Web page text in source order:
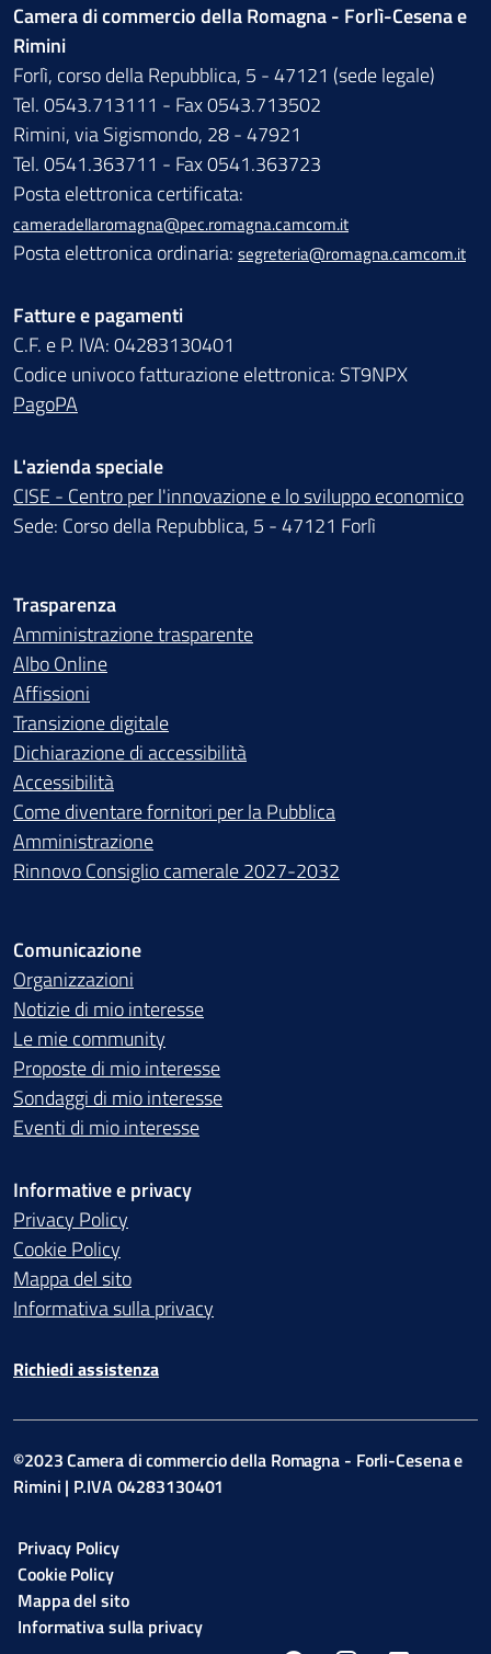
Camera di commercio della Romagna - Forlì-Cesena e
Rimini
Forlì, corso della Repubblica, 5 - 47121 (sede legale)
Tel. 0543.713111 - Fax 0543.713502
Rimini, via Sigismondo, 28 - 47921
Tel. 0541.363711 - Fax 0541.363723
Posta elettronica certificata:
cameradellaromagna@pec.romagna.camcom.it
Posta elettronica ordinaria: segreteria@romagna.camcom.it
Fatture e pagamenti
C.F. e P. IVA: 04283130401
Codice univoco fatturazione elettronica: ST9NPX
PagoPA
L'azienda speciale
CISE - Centro per l'innovazione e lo sviluppo economico
Sede: Corso della Repubblica, 5 - 47121 Forlì
Trasparenza
Amministrazione trasparente
Albo Online
Affissioni
Transizione digitale
Dichiarazione di accessibilità
Accessibilità
Come diventare fornitori per la Pubblica
Amministrazione
Rinnovo Consiglio camerale 2027-2032
Comunicazione
Organizzazioni
Notizie di mio interesse
Le mie community
Proposte di mio interesse
Sondaggi di mio interesse
Eventi di mio interesse
Informative e privacy
Privacy Policy
Cookie Policy
Mappa del sito
Informativa sulla privacy
Richiedi assistenza
©2023 Camera di commercio della Romagna - Forli-Cesena e
Rimini | P.IVA 04283130401
Privacy Policy
Cookie Policy
Mappa del sito
Informativa sulla privacy